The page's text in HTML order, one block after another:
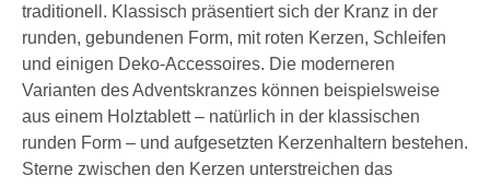
traditionell. Klassisch präsentiert sich der Kranz in der
runden, gebundenen Form, mit roten Kerzen, Schleifen
und einigen Deko-Accessoires. Die moderneren
Varianten des Adventskranzes können beispielsweise
aus einem Holztablett – natürlich in der klassischen
runden Form – und aufgesetzten Kerzenhaltern bestehen.
Sterne zwischen den Kerzen unterstreichen das